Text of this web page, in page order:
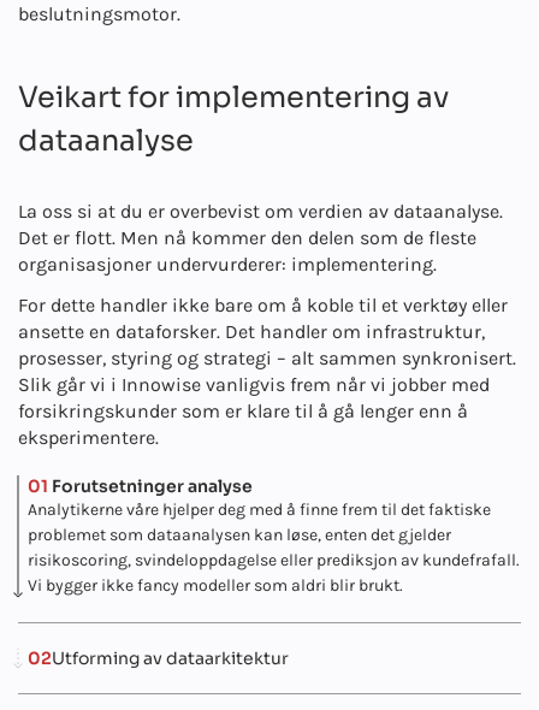
beslutningsmotor.
Veikart for implementering av
dataanalyse
La oss si at du er overbevist om verdien av dataanalyse.
Det er flott. Men nå kommer den delen som de fleste
organisasjoner undervurderer: implementering.
For dette handler ikke bare om å koble til et verktøy eller
ansette en dataforsker. Det handler om infrastruktur,
prosesser, styring og strategi – alt sammen synkronisert.
Slik går vi i Innowise vanligvis frem når vi jobber med
forsikringskunder som er klare til å gå lenger enn å
eksperimentere.
01 Forutsetninger analyse
Analytikerne våre hjelper deg med å finne frem til det faktiske
problemet som dataanalysen kan løse, enten det gjelder
risikoscoring, svindeloppdagelse eller prediksjon av kundefrafall.
Vi bygger ikke fancy modeller som aldri blir brukt.
02Utforming av dataarkitektur